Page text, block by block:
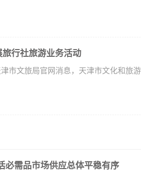
行社旅游业务活动
文旅局官网消息，天津市文化和旅游
必需品市场供应总体平稳有序